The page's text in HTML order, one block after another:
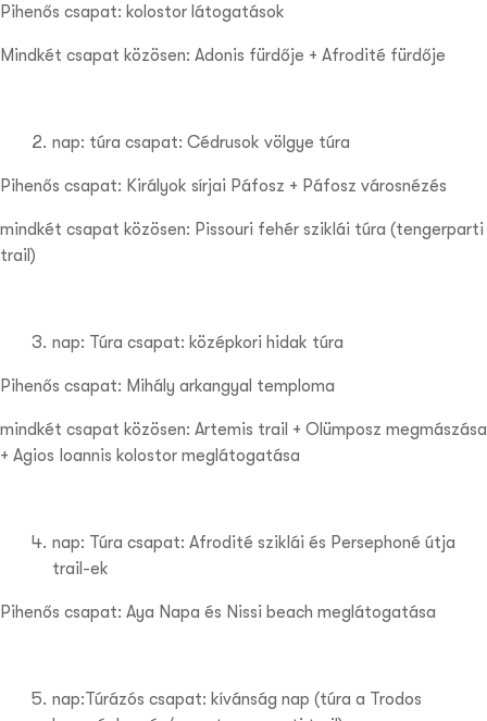
Pihenős csapat: kolostor látogatások
Mindkét csapat közösen: Adonis fürdője + Afrodité fürdője
nap: túra csapat: Cédrusok völgye túra
Pihenős csapat: Királyok sírjai Páfosz + Páfosz városnézés
mindkét csapat közösen: Pissouri fehér sziklái túra (tengerparti
trail)
nap: Túra csapat: középkori hidak túra
Pihenős csapat: Mihály arkangyal temploma
mindkét csapat közösen: Artemis trail + Olümposz megmászása
+ Agios Ioannis kolostor meglátogatása
nap: Túra csapat: Afrodité sziklái és Persephoné útja
trail-ek
Pihenős csapat: Aya Napa és Nissi beach meglátogatása
nap:Túrázós csapat: kívánság nap (túra a Trodos